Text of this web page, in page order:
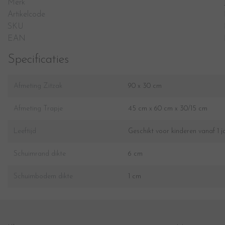
Merk
Artikelcode
SKU
EAN
Specificaties
Afmeting Zitzak 90 x 30 cm
Afmeting Trapje 45 cm x 60 cm x 30/15 cm
Leeftijd Geschikt voor kinderen vanaf 1
Schuimrand dikte 6 cm
Schuimbodem dikte 1 cm